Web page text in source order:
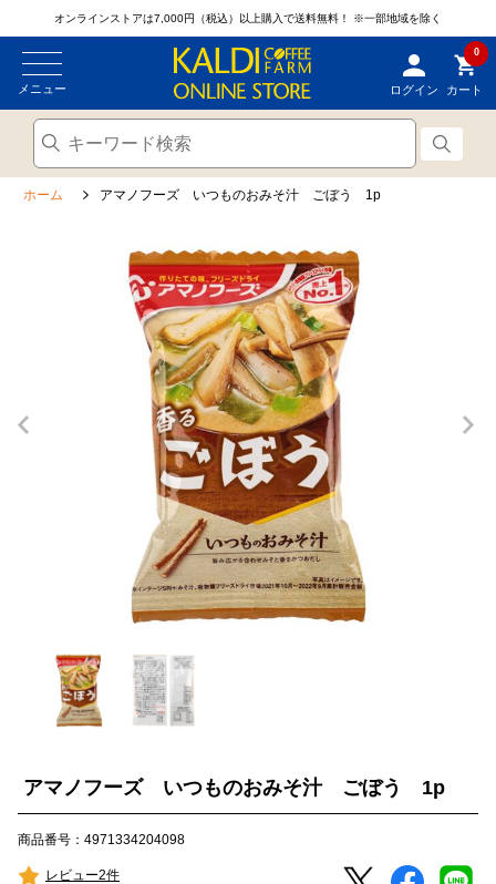
オンラインストアは7,000円（税込）以上購入で送料無料！ ※一部地域を除く
メニュー ログイン
0
カート
ホーム アマノフーズ いつものおみそ汁 ごぼう 1p
アマノフーズ いつものおみそ汁 ごぼう 1p
商品番号：4971334204098
レビュー2件